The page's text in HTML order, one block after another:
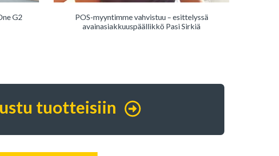
G2
POS-myyntimme vahvistuu – esittelyssä
avainasiakkuuspäällikkö Pasi Sirkiä
tuotteisiin